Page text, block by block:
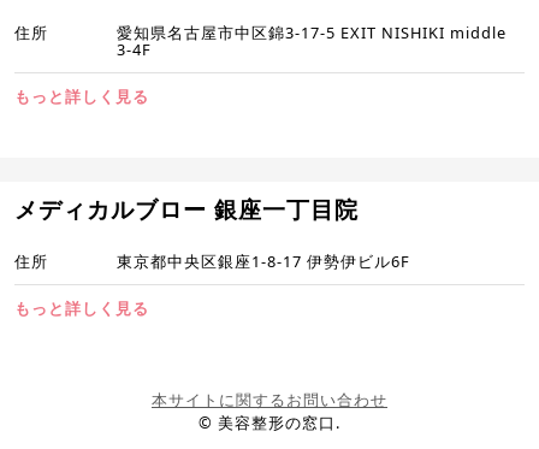
住所 愛知県名古屋市中区錦3-17-5 EXIT NISHIKI middle
3-4F
もっと詳しく見る
メディカルブロー 銀座一丁目院
住所 東京都中央区銀座1-8-17 伊勢伊ビル6F
もっと詳しく見る
本サイトに関するお問い合わせ
© 美容整形の窓口.